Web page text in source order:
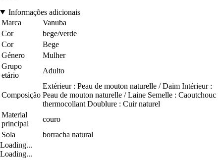
Informações adicionais
Marca
Vanuba
Cor
bege/verde
Cor
Bege
Género
Mulher
Grupo
etário
Adulto
Composição
Extérieur : Peau de mouton naturelle / Daim Intérieur :
Peau de mouton naturelle / Laine Semelle : Caoutchouc
thermocollant Doublure : Cuir naturel
Material
principal
couro
Sola
borracha natural
Loading...
Loading...